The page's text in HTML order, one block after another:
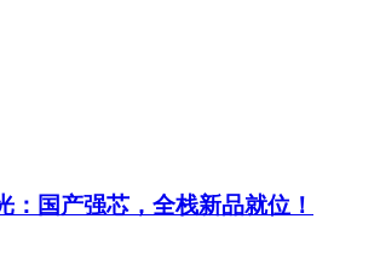
：国产强芯，全栈新品就位！